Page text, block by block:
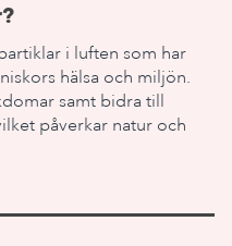
i luften som har
hälsa och miljön.
samt bidra till
påverkar natur och